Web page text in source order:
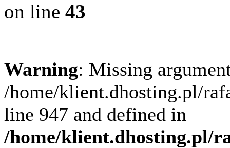
on line 43
Warning: Missing
/home/klient.dhosting.pl/
line 947 and defined in
/home/klient.dhosting.pl/